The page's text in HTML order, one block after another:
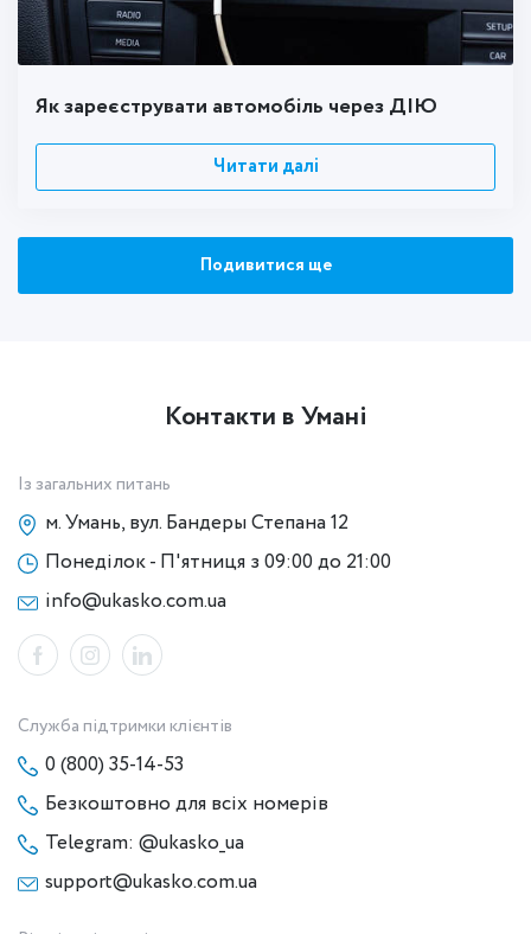
Як зареєструвати автомобіль через ДІЮ
Читати далі
Подивитися ще
Контакти в Умані
Із загальних питань
м. Умань, вул. Бандеры Степана 12
Понеділок - П'ятниця з 09:00 до 21:00
info@ukasko.com.ua
Служба підтримки клієнтів
0 (800) 35-14-53
Безкоштовно для всіх номерів
Telegram: @ukasko_ua
support@ukasko.com.ua